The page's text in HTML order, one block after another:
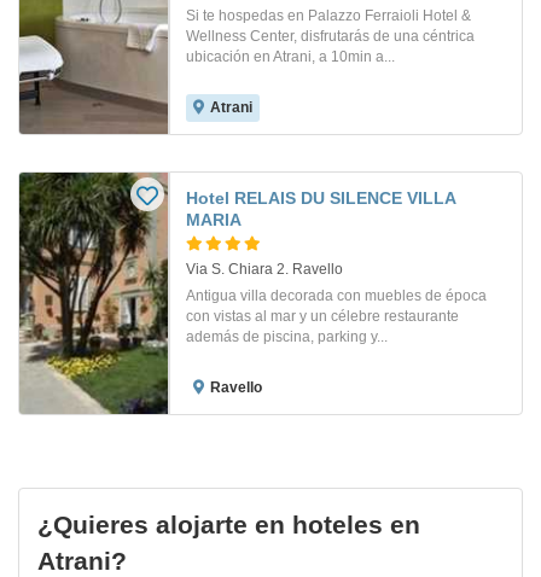
Si te hospedas en Palazzo Ferraioli Hotel &
Wellness Center, disfrutarás de una céntrica
ubicación en Atrani, a 10min a...
Atrani
Hotel RELAIS DU SILENCE VILLA
MARIA
Via S. Chiara 2. Ravello
Antigua villa decorada con muebles de época
con vistas al mar y un célebre restaurante
además de piscina, parking y...
Ravello
¿Quieres alojarte en hoteles en
Atrani?